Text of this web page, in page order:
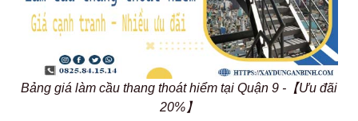
Bảng giá làm cầu thang thoát hiểm tại Quận 9 -【Ưu đãi
20%】